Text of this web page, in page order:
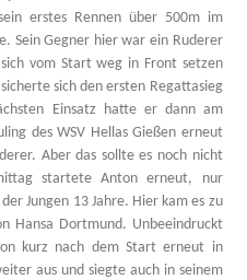
erstes Rennen über 500m im
Sein Gegner hier war ein Ruderer
vom Start weg in Front setzen
sich den ersten Regattasieg
Einsatz hatte er dann am
des WSV Hellas Gießen erneut
Aber das sollte es noch nicht
startete Anton erneut, nur
Jungen 13 Jahre. Hier kam es zu
Hansa Dortmund. Unbeeindruckt
kurz nach dem Start erneut in
aus und siegte auch in seinem